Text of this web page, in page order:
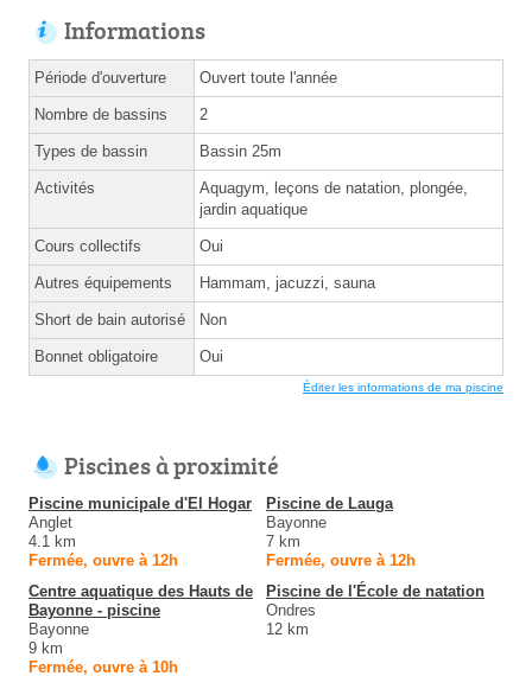
Informations
Période d'ouverture Ouvert toute l'année
Nombre de bassins 2
Types de bassin Bassin 25m
Activités
Aquagym, leçons de natation, plongée,
jardin aquatique
Cours collectifs Oui
Autres équipements Hammam, jacuzzi, sauna
Short de bain autorisé Non
Bonnet obligatoire Oui
Éditer les informations de ma piscine
Piscines à proximité
Piscine municipale d'El Hogar
Anglet
4.1 km
Fermée, ouvre à 12h
Piscine de Lauga
Bayonne
7 km
Fermée, ouvre à 12h
Centre aquatique des Hauts de
Bayonne - piscine
Bayonne
9 km
Fermée, ouvre à 10h
Piscine de l'École de natation
Ondres
12 km